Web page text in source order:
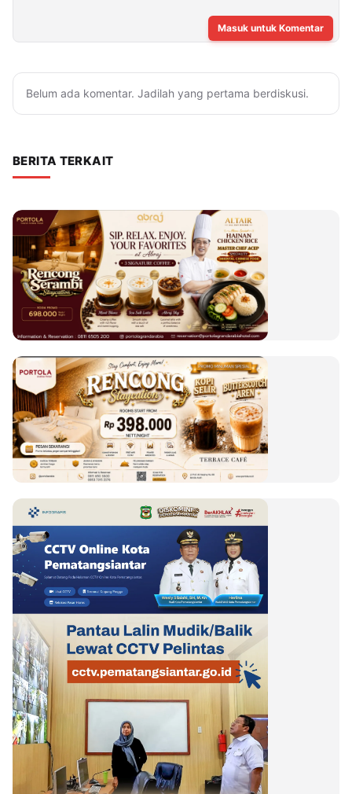
Masuk untuk Komentar
Belum ada komentar. Jadilah yang pertama berdiskusi.
BERITA TERKAIT